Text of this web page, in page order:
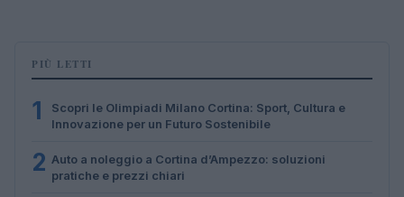
PIÙ LETTI
1
Scopri le Olimpiadi Milano Cortina: Sport, Cultura e
Innovazione per un Futuro Sostenibile
2 Auto a noleggio a Cortina d’Ampezzo: soluzioni
pratiche e prezzi chiari